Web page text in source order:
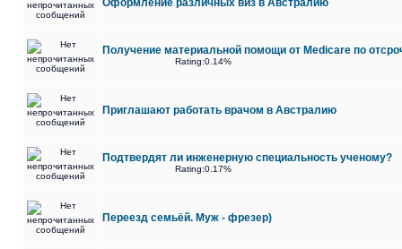
Оформление различных виз в Австралию
Получение материальной помощи от Medicare по
Rating:0.14%
Приглашают работать врачом в Австралию
Подтвердят ли инженерную специальность ученому?
Rating:0.17%
Переезд семьёй. Муж - фрезер)